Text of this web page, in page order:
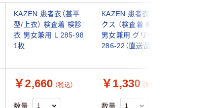
KAZEN 患者衣（甚平
型/上衣） 検査着 検診
衣 男女兼用 L 285-98
1枚
KAZEN 患者衣スラッ
クス （検査着 検診衣）
男女兼用 グリーン L
286-22（直送品）
￥2,660 （税込）
数量
￥1,330 （税込）
数量